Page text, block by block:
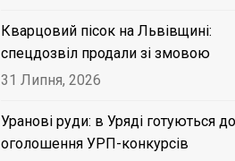
Кварцовий пісок на Львівщині:
спецдозвіл продали зі змовою
31 Липня, 2026
Уранові руди: в Уряді готуються до
оголошення УРП-конкурсів